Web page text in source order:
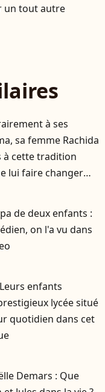
un tout autre
à ses
sa femme Rachida
à cette tradition
lui faire changer
de deux enfants :
on l'a vu dans
enfants
lycée situé
quotidien dans cet
Demars : Que